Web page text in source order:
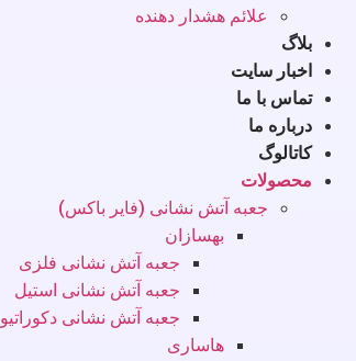
علائم هشدار دهنده
بلاگ
اخبار سایت
تماس با ما
درباره ما
کاتالوگ
محصولات
جعبه آتش نشانی (فایر باکس)
بهسازان
جعبه آتش نشانی فلزی
جعبه آتش نشانی استیل
جعبه آتش نشانی دکوراتیو
هاساری